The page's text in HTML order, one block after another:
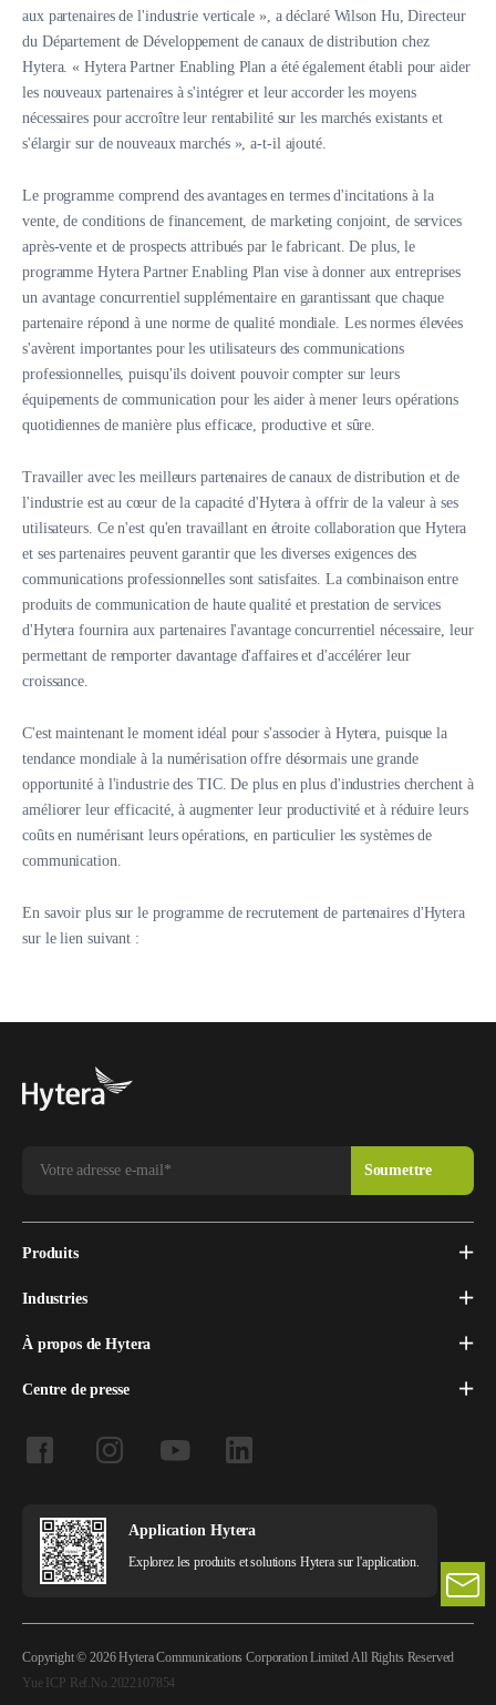
aux partenaires de l'industrie verticale », a déclaré Wilson Hu, Directeur
du Département de Développement de canaux de distribution chez
Hytera. « Hytera Partner Enabling Plan a été également établi pour aider
les nouveaux partenaires à s'intégrer et leur accorder les moyens
nécessaires pour accroître leur rentabilité sur les marchés existants et
s'élargir sur de nouveaux marchés », a-t-il ajouté.
Le programme comprend des avantages en termes d'incitations à la
vente, de conditions de financement, de marketing conjoint, de services
après-vente et de prospects attribués par le fabricant. De plus, le
programme Hytera Partner Enabling Plan vise à donner aux entreprises
un avantage concurrentiel supplémentaire en garantissant que chaque
partenaire répond à une norme de qualité mondiale. Les normes élevées
s'avèrent importantes pour les utilisateurs des communications
professionnelles, puisqu'ils doivent pouvoir compter sur leurs
équipements de communication pour les aider à mener leurs opérations
quotidiennes de manière plus efficace, productive et sûre.
Travailler avec les meilleurs partenaires de canaux de distribution et de
l'industrie est au cœur de la capacité d'Hytera à offrir de la valeur à ses
utilisateurs. Ce n'est qu'en travaillant en étroite collaboration que Hytera
et ses partenaires peuvent garantir que les diverses exigences des
communications professionnelles sont satisfaites. La combinaison entre
produits de communication de haute qualité et prestation de services
d'Hytera fournira aux partenaires l'avantage concurrentiel nécessaire, leur
permettant de remporter davantage d'affaires et d'accélérer leur
croissance.
C'est maintenant le moment idéal pour s'associer à Hytera, puisque la
tendance mondiale à la numérisation offre désormais une grande
opportunité à l'industrie des TIC. De plus en plus d'industries cherchent à
améliorer leur efficacité, à augmenter leur productivité et à réduire leurs
coûts en numérisant leurs opérations, en particulier les systèmes de
communication.
En savoir plus sur le programme de recrutement de partenaires d'Hytera
sur le lien suivant :
Produits
Industries
À propos de Hytera
Centre de presse
Application Hytera
Explorez les produits et solutions Hytera sur l'application.
Copyright © 2026 Hytera Communications Corporation Limited All Rights Reserved
Yue ICP Ref.No.2022107854